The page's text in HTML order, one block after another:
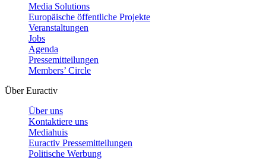
Media Solutions
Europäische öffentliche Projekte
Veranstaltungen
Jobs
Agenda
Pressemitteilungen
Members’ Circle
Über Euractiv
Über uns
Kontaktiere uns
Mediahuis
Euractiv Pressemitteilungen
Politische Werbung